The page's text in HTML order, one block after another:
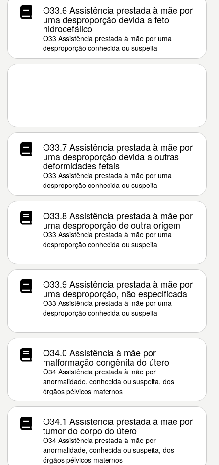
O33.6 Assistência prestada à mãe por
uma desproporção devida a feto
hidrocefálico
O33 Assistência prestada à mãe por uma
desproporção conhecida ou suspeita
O33.7 Assistência prestada à mãe por
uma desproporção devida a outras
deformidades fetais
O33 Assistência prestada à mãe por uma
desproporção conhecida ou suspeita
O33.8 Assistência prestada à mãe por
uma desproporção de outra origem
O33 Assistência prestada à mãe por uma
desproporção conhecida ou suspeita
O33.9 Assistência prestada à mãe por
uma desproporção, não especificada
O33 Assistência prestada à mãe por uma
desproporção conhecida ou suspeita
O34.0 Assistência à mãe por
malformação congênita do útero
O34 Assistência prestada à mãe por
anormalidade, conhecida ou suspeita, dos
órgãos pélvicos maternos
O34.1 Assistência prestada à mãe por
tumor do corpo do útero
O34 Assistência prestada à mãe por
anormalidade, conhecida ou suspeita, dos
órgãos pélvicos maternos